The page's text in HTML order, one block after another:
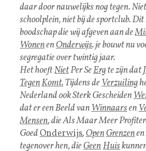
daar door nauwelijks nog tegen.
schoolplein, niet bij de sportclub. Dit
boodschap die wij afgeven aan de
WonenenOnderwijs. je bouwt nu
segregatie over twintig jaar.
Het hoeftNietPer SeErgte zijn dat
TegenKomt.Tijdens deVerzuiling
Nederland ook Sterk Gescheiden
dat er een Beeld vanWinnaarsen
Mensen, die Als Maar Meer
GoedOnderwijs,OpenGrenzenen
tegenover hen, dieGeenHuis